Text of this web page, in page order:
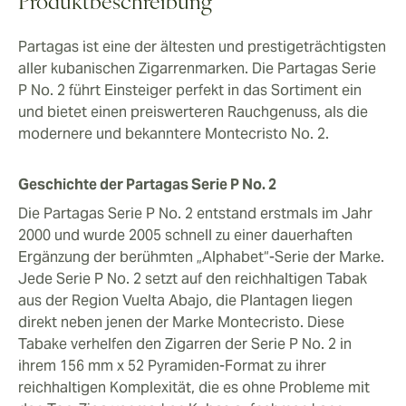
schon bald mit feuchten Erd-, Nougat-, Leder- und
Kreuzkümmelnuancen, die die Luft mit einem
ansprechenden Aroma erfüllen.
Die Partagas Serie P No. 2 liefert ein sanftes,
vollmundiges und komplexes Raucherlebnis. Pfeffer,
Zitrusfrüchte, Weizengras, Leder und Honig sind nur
einige der Aromen, die sich mit einer allgegenwärtigen
Erdigkeit vermengen.
Abschluss
Eine aufregende Mischung aus Zitrusnoten und groben
Pfeffernoten, Zedernholz, Leder und Erde vereinen sich
einem großen, kräftigen und zufriedenstellenden
Abgang. Die Serie P No. 2 ist ein ausgewogener und
moderner Klassiker. Ihn jetzt zu kaufen lohnt sich, vor
allem wenn Sie die Zigarren noch einige Zeit altern und
Partagas ist eine der ältesten und prestigeträchtigsten
aller kubanischen Zigarrenmarken. Die Partagas Serie
P No. 2 führt Einsteiger perfekt in das Sortiment ein
und bietet einen preiswerteren Rauchgenuss, als die
modernere und bekanntere Montecristo No. 2.
Geschichte der Partagas Serie P No. 2
Die Partagas Serie P No. 2 entstand erstmals im Jahr
2000 und wurde 2005 schnell zu einer dauerhaften
Ergänzung der berühmten „Alphabet“-Serie der Marke.
Jede Serie P No. 2 setzt auf den reichhaltigen Tabak
aus der Region Vuelta Abajo, die Plantagen liegen
direkt neben jenen der Marke Montecristo. Diese
Tabake verhelfen den Zigarren der Serie P No. 2 in
ihrem 156 mm x 52 Pyramiden-Format zu ihrer
reichhaltigen Komplexität, die es ohne Probleme mit